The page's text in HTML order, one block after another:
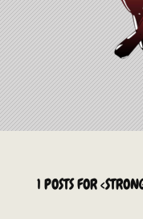
1 POSTS FOR